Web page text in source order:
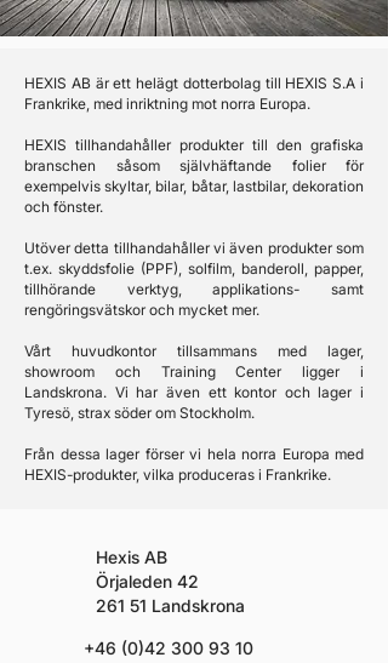
HEXIS AB är ett helägt dotterbolag till HEXIS S.A i
Frankrike, med inriktning mot norra Europa.
​HEXIS tillhandahåller produkter till den grafiska
branschen såsom självhäftande folier för
exempelvis skyltar, bilar, båtar, lastbilar, dekoration
och fönster.
Utöver detta tillhandahåller vi även produkter som
t.ex. skyddsfolie (PPF), solfilm, banderoll, papper,
tillhörande verktyg, applikations- samt
rengöringsvätskor och mycket mer.
Vårt huvudkontor tillsammans med lager,
showroom och Training Center ligger i
Landskrona. Vi har även ett kontor och lager i
Tyresö, strax söder om Stockholm.
Från dessa lager förser vi hela norra Europa med
HEXIS-produkter, vilka produceras i Frankrike.
Hexis AB
Örjaleden 42
261 51 Landskrona
+46 (0)42 300 93 10